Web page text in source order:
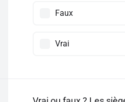
Faux
Vrai